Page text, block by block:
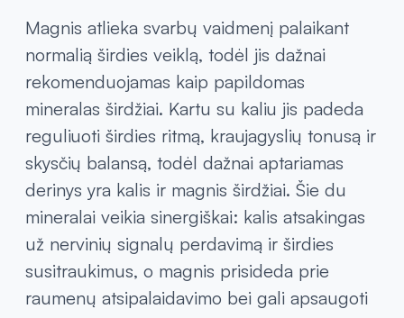
Magnis atlieka svarbų vaidmenį palaikant
normalią širdies veiklą, todėl jis dažnai
rekomenduojamas kaip papildomas
mineralas širdžiai. Kartu su kaliu jis padeda
reguliuoti širdies ritmą, kraujagyslių tonusą ir
skysčių balansą, todėl dažnai aptariamas
derinys yra kalis ir magnis širdžiai. Šie du
mineralai veikia sinergiškai: kalis atsakingas
už nervinių signalų perdavimą ir širdies
susitraukimus, o magnis prisideda prie
raumenų atsipalaidavimo bei gali apsaugoti